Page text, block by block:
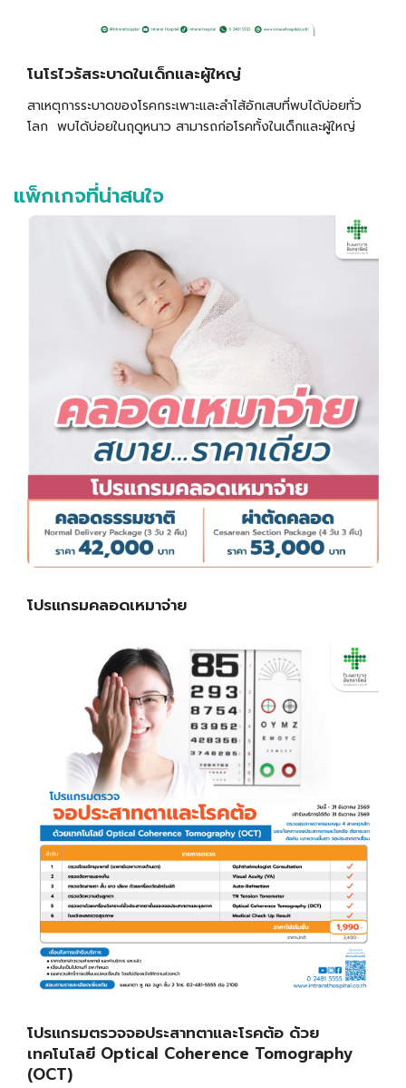
โนโรไวรัสระบาดในเด็กและผู้ใหญ่
สาเหตุการระบาดของโรคกระเพาะและลำไส้อักเสบที่พบได้บ่อยทั่ว
โลก พบได้บ่อยในฤดูหนาว สามารถก่อโรคทั้งในเด็กและผู้ใหญ่
แพ็กเกจที่น่าสนใจ
โปรแกรมคลอดเหมาจ่าย
โปรแกรมตรวจจอประสาทตาและโรคต้อ ด้วย
เทคโนโลยี Optical Coherence Tomography
(OCT)